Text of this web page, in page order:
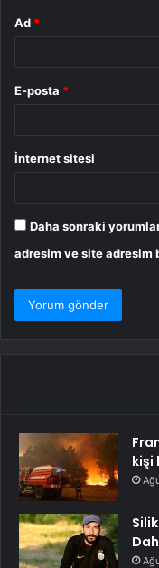
Ad *
E-posta *
İnternet sitesi
Daha sonraki
adresim ve site adresim
kişi